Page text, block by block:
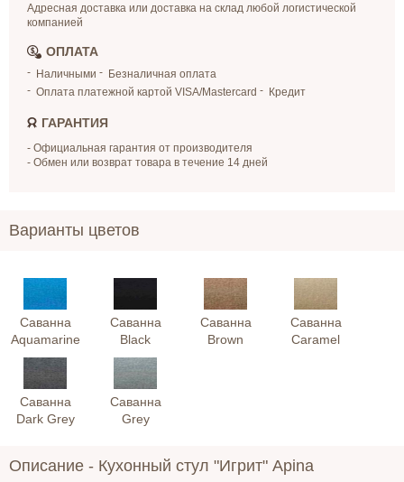
Адресная доставка или доставка на склад любой логистической
компанией
ОПЛАТА
Наличными
Безналичная оплата
Оплата платежной картой VISA/Mastercard
Кредит
ГАРАНТИЯ
- Официальная гарантия от производителя
- Обмен или возврат товара в течение 14 дней
Варианты цветов
Саванна
Aquamarine
Саванна
Black
Саванна
Brown
Саванна
Caramel
Саванна
Dark Grey
Саванна
Grey
Описание - Кухонный стул "Игрит" Apina